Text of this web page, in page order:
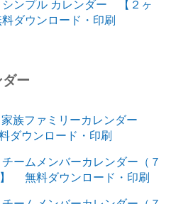
ンプル カレンダー 【２ヶ
ダウンロード・印刷
ー
族ファミリーカレンダー
ダウンロード・印刷
ームメンバーカレンダー（７
】 無料ダウンロード・印刷